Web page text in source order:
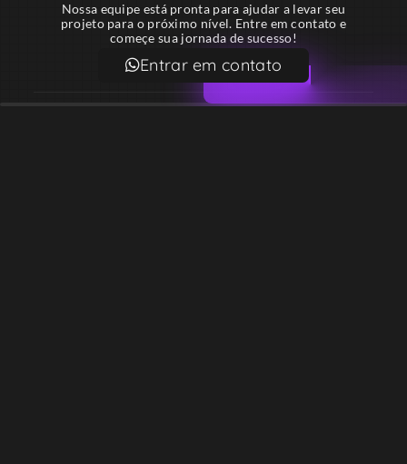
Nossa equipe está pronta para ajudar a levar seu
projeto para o próximo nível. Entre em contato e
começe sua jornada de sucesso!
Entrar em contato